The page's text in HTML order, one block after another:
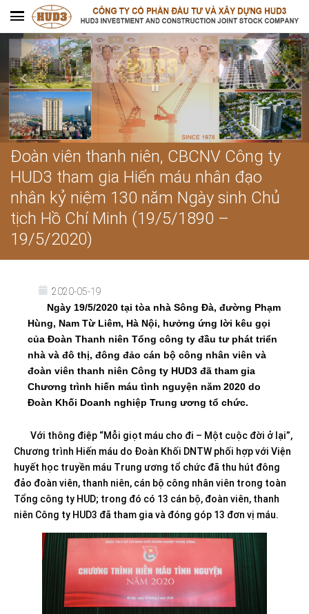
Đoàn viên thanh niên, CBCNV Công ty
HUD3 tham gia Hiến máu nhân đạo
nhân kỷ niệm 130 năm Ngày sinh Chủ
tịch Hồ Chí Minh (19/5/1890 –
19/5/2020)
2020-05-19
Ngày 19/5/2020 tại tòa nhà Sông Đà, đường Phạm
Hùng, Nam Từ Liêm, Hà Nội, hưởng ứng lời kêu gọi
của Đoàn Thanh niên Tổng công ty đầu tư phát triển
nhà và đô thị, đông đảo cán bộ công nhân viên và
đoàn viên thanh niên Công ty HUD3 đã tham gia
Chương trình hiến máu tình nguyện năm 2020 do
Đoàn Khối Doanh nghiệp Trung ương tổ chức.
Với thông điệp “Mỗi giọt máu cho đi – Một cuộc đời ở lại”,
Chương trình Hiến máu do Đoàn Khối DNTW phối hợp với Viện
huyết học truyền máu Trung ương tổ chức đã thu hút đông
đảo đoàn viên, thanh niên, cán bộ công nhân viên trong toàn
Tổng công ty HUD; trong đó có 13 cán bộ, đoàn viên, thanh
niên Công ty HUD3 đã tham gia và đóng góp 13 đơn vị máu.